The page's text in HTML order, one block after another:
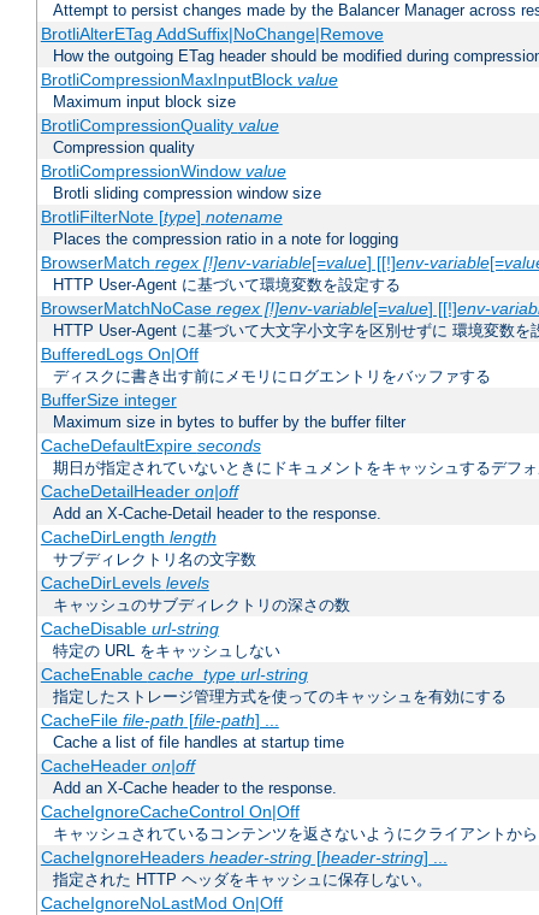
Attempt to persist changes made by the Balancer Manager across
BrotliAlterETag AddSuffix|NoChange|Remove
How the outgoing ETag header should be modified during
BrotliCompressionMaxInputBlock value
Maximum input block size
BrotliCompressionQuality value
Compression quality
BrotliCompressionWindow value
Brotli sliding compression window size
BrotliFilterNote [type] notename
Places the compression ratio in a note for logging
BrowserMatch regex [!]env-variable[=value] [[!]env-variable[=
HTTP User-Agent に基づいて環境変数を設定する
BrowserMatchNoCase regex [!]env-variable[=value] [[!]env-
HTTP User-Agent に基づいて大文字小文字を区別せずに 環境変数を
BufferedLogs On|Off
ディスクに書き出す前にメモリにログエントリをバッファする
BufferSize integer
Maximum size in bytes to buffer by the buffer filter
CacheDefaultExpire seconds
期日が指定されていないときにドキュメントをキャッシュするデフ
CacheDetailHeader on|off
Add an X-Cache-Detail header to the response.
CacheDirLength length
サブディレクトリ名の文字数
CacheDirLevels levels
キャッシュのサブディレクトリの深さの数
CacheDisable url-string
特定の URL をキャッシュしない
CacheEnable cache_type url-string
指定したストレージ管理方式を使ってのキャッシュを有効にする
CacheFile file-path [file-path] ...
Cache a list of file handles at startup time
CacheHeader on|off
Add an X-Cache header to the response.
CacheIgnoreCacheControl On|Off
キャッシュされているコンテンツを返さないようにクライアントか
CacheIgnoreHeaders header-string[header-string] ...
指定された HTTP ヘッダをキャッシュに保存しない。
CacheIgnoreNoLastMod On|Off